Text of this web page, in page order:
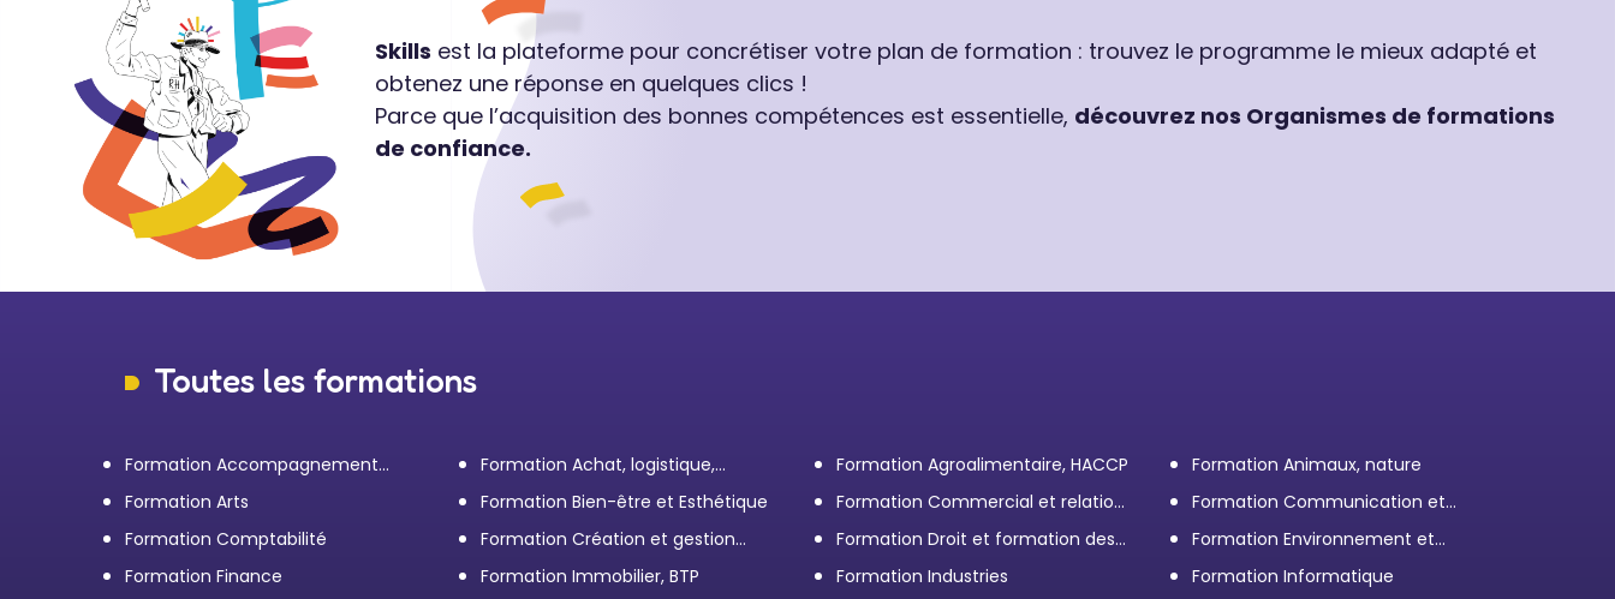
Skills est la plateforme pour concrétiser votre plan de formation : trouvez le programme le mieux adapté et
obtenez une réponse en quelques clics !
Parce que l’acquisition des bonnes compétences est essentielle, découvrez nos Organismes de formations
de confiance.
Toutes les formations
Formation Accompagnement
personnel et Bilan de
compétences
Formation Achat, logistique,
transport
Formation Agroalimentaire, HACCP
Formation Animaux, nature
Formation Arts
Formation Bien-être et Esthétique
Formation Commercial et relation
client
Formation Communication et
efficacité personnelle et
professionnelle
Formation Comptabilité
Formation Création et gestion
d'entreprise
Formation Droit et formation des
Élus
Formation Environnement et
démarche RSE
Formation Finance Formation Immobilier, BTP Formation Industries Formation Informatique